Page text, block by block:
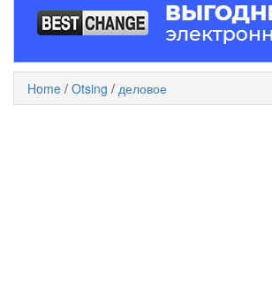
Home / Otsing / деловое